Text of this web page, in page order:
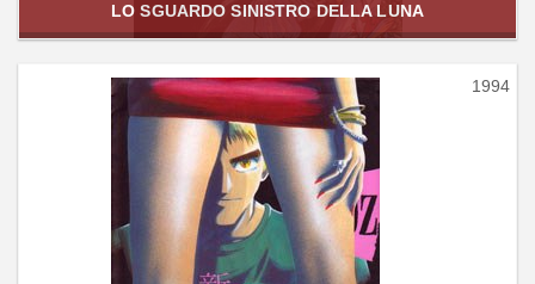
LO SGUARDO SINISTRO DELLA LUNA
1994